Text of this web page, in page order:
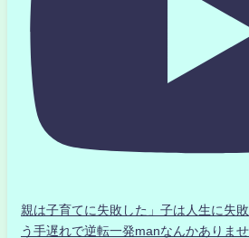
親は子育てに失敗した」子は人生に失
う手遅れで逆転一発manなんかありま